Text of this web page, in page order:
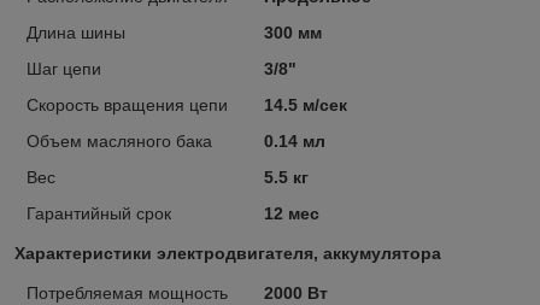
Длина шины
300 мм
Шаг цепи
3/8"
Скорость вращения цепи
14.5 м/сек
Объем масляного бака
0.14 мл
Вес
5.5 кг
Гарантийный срок
12 мес
Характеристики электродвигателя, аккумулятора
Потребляемая мощность 2000 Вт